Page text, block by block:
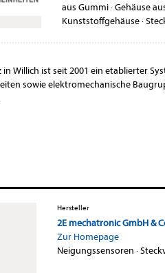
aus Gummi·Gehäuse
Kunststoffgehäuse·
in Willich ist seit 2001 ein etablierter
sowie elektromechanische
Hersteller
2E mechatronic GmbH &
Zur Homepage
Neigungssensoren ·